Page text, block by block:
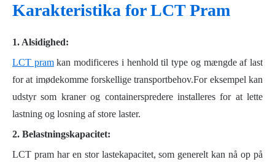
Karakteristika for LCT Pram
1. Alsidighed:
LCT pramkan modificeres i henhold til type og mængde af last
for at imødekomme forskellige transportbehov.For eksempel kan
udstyr som kraner og containerspredere installeres for at lette
lastning og losning af store laster.
2. Belastningskapacitet:
LCT pram har en stor lastekapacitet, som generelt kan nå op på